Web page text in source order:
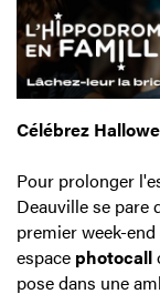
Célébrez
Pour prolonger
Deauville se pare
premier week-
espace photocall
pose dans une